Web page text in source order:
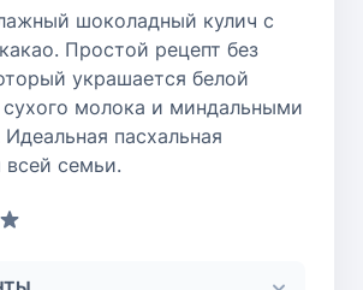
шоколадный кулич с
Простой рецепт без
украшается белой
сухого молока и миндальными
пасхальная
всей семьи.